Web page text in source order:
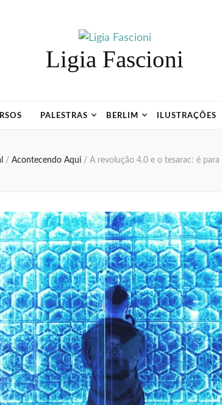
Ligia Fascioni
PALESTRAS BERLIM ILUSTRAÇÕES
/ Acontecendo Aqui / A revolução 4.0 e o tesarac: é para